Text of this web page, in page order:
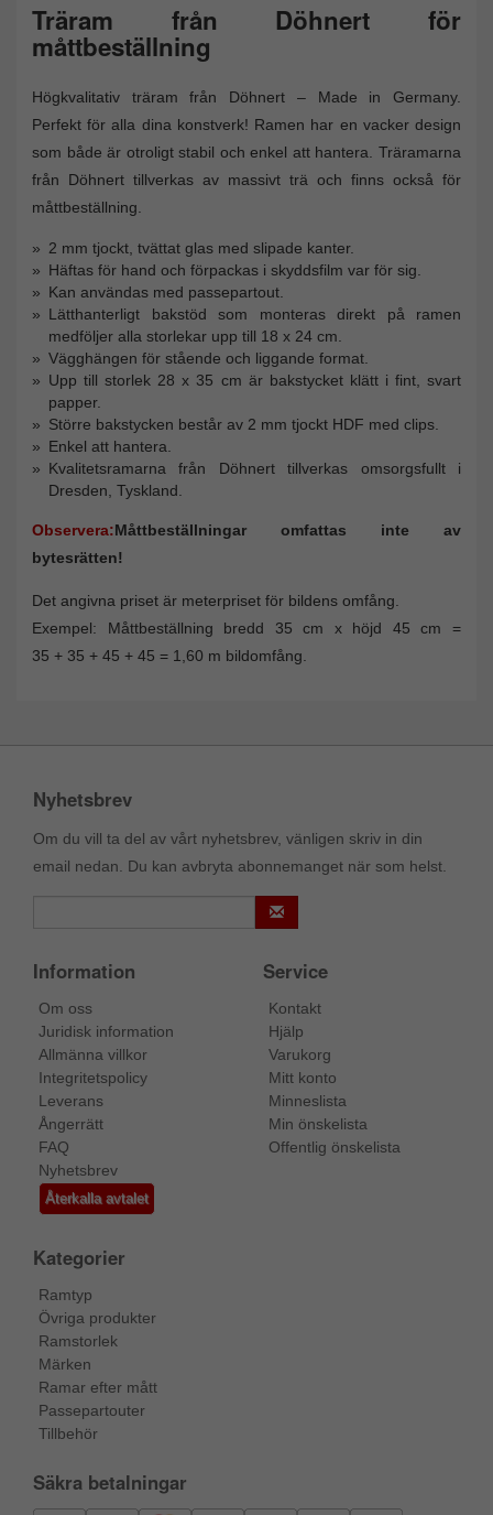
Träram från Döhnert för
måttbeställning
Högkvalitativ träram från Döhnert – Made in Germany.
Perfekt för alla dina konstverk! Ramen har en vacker design
som både är otroligt stabil och enkel att hantera. Träramarna
från Döhnert tillverkas av massivt trä och finns också för
måttbeställning.
2 mm tjockt, tvättat glas med slipade kanter.
Häftas för hand och förpackas i skyddsfilm var för sig.
Kan användas med passepartout.
Lätthanterligt bakstöd som monteras direkt på ramen
medföljer alla storlekar upp till 18 x 24 cm.
Vägghängen för stående och liggande format.
Upp till storlek 28 x 35 cm är bakstycket klätt i fint, svart
papper.
Större bakstycken består av 2 mm tjockt HDF med clips.
Enkel att hantera.
Kvalitetsramarna från Döhnert tillverkas omsorgsfullt i
Dresden, Tyskland.
Observera:Måttbeställningar omfattas inte av
bytesrätten!
Det angivna priset är meterpriset för bildens omfång.
Exempel: Måttbeställning bredd 35 cm x höjd 45 cm =
35 + 35 + 45 + 45 = 1,60 m bildomfång.
Nyhetsbrev
Om du vill ta del av vårt nyhetsbrev, vänligen skriv in din
email nedan. Du kan avbryta abonnemanget när som helst.
Information
Om oss
Juridisk information
Allmänna villkor
Integritetspolicy
Leverans
Ångerrätt
FAQ
Nyhetsbrev
Återkalla avtalet
Service
Kontakt
Hjälp
Varukorg
Mitt konto
Minneslista
Min önskelista
Offentlig önskelista
Kategorier
Ramtyp
Övriga produkter
Ramstorlek
Märken
Ramar efter mått
Passepartouter
Tillbehör
Säkra betalningar